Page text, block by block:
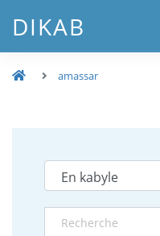
DIKAB
amassar